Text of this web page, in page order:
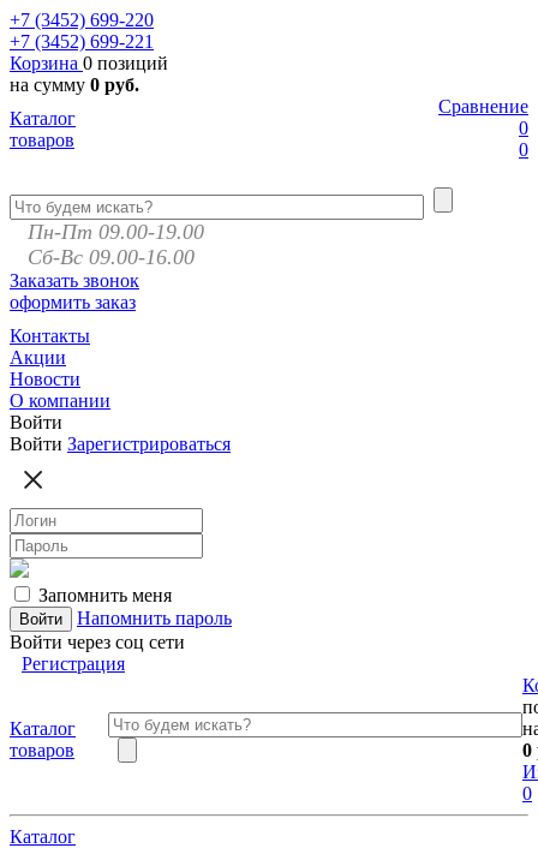
+7 (3452) 699-220
+7 (3452) 699-221
Корзина 0 позиций
на сумму 0 руб.
Сравнение
0
0
Каталог
товаров
Пн-Пт 09.00-19.00
Сб-Вс 09.00-16.00
Заказать звонок
оформить заказ
Контакты
Акции
Новости
О компании
Войти
Войти Зарегистрироваться
Запомнить меня
Напомнить пароль
Войти через соц сети
Регистрация
Каталог
товаров
0
0
Каталог